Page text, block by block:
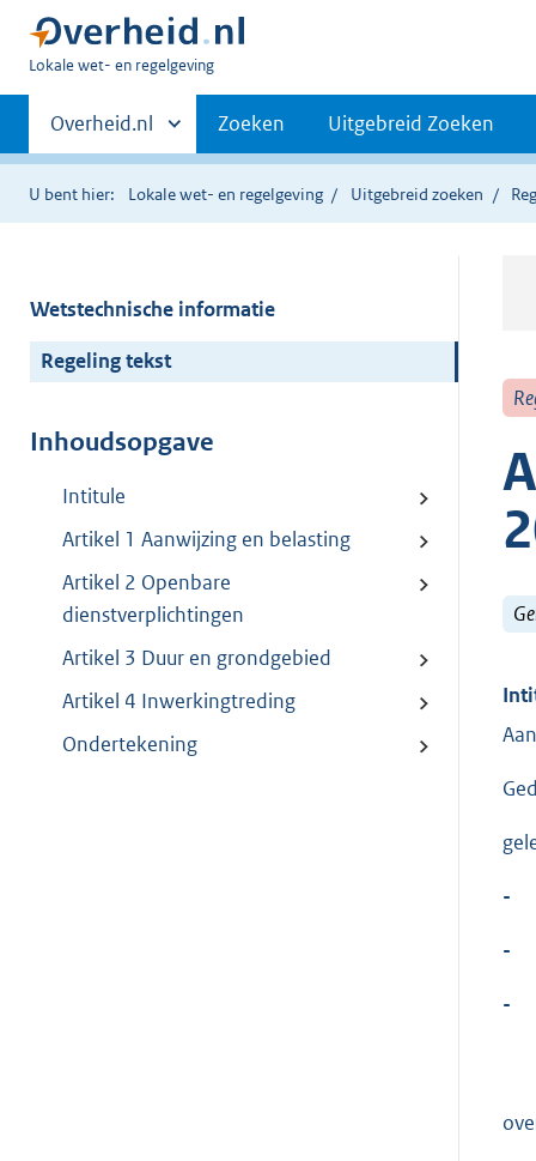
U
hier:
Lokale wet- en regelgeving
Primaire
navigatie
Andere
sites
binnen
Overheid.nl Zoeken Uitgebreid Zoeken
U bent hier: Lokale wet- en regelgeving Uitgebreid zoeken
Wetstechnische informatie
Regeling tekst
Inhoudsopgave
Intitule
Artikel 1 Aanwijzing en belasting
Artikel 2 Openbare
dienstverplichtingen
Artikel 3 Duur en grondgebied
Artikel 4 Inwerkingtreding
Ondertekening
-
-
-